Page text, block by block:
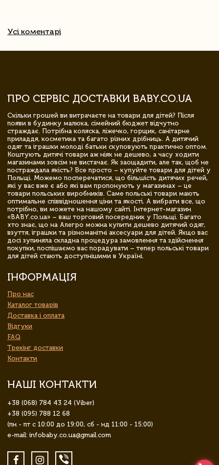
Усі коментарі
ПРО СЕРВІС ДОСТАВКИ BABY.CO.UA
Скільки грошей ви витрачаєте на товари для дітей? Після
появи в будинку малюка, сімейний бюджет відчутно
страждає. Потрібна коляска, ліжечко, горщик, санітарне
приладдя, косметика та багато різних дрібниць. А дитячий
одяг та іграшки молоді батьки скуповують практично оптом.
Коштують дитячі товари аж ніяк не дешево, а часу ходити
магазинами зовсім не вистачає. Як заощадити, але так, щоб не
постраждала якість? Все просто – купуйте товари для дітей у
Польщі. Можемо посперечатися, що більшість дитячих речей,
які у вас вже є або які вам пропонують у магазинах – це
товари польських виробників. Саме польські товари мають
оптимальне співвідношення ціни та якості. А вибрати все, що
потрібно, ви можете на нашому сайті. Інтернет-магазин
«BABY.co.ua» – ваш торговий посередник у Польщі. Багато
хто знає, що на Алегро можна купити дешево дитячий одяг,
взуття, іграшки та різноманітні аксесуари для дітей. Якщо вас
досі зупиняла складна процедура замовлення та здійснення
покупки, поспішаємо вас порадувати – тепер польські товари
для дітей стають доступнішими в Україні.
ІНФОРМАЦІЯ
Про нас
Каталог товарів
Доставка і оплата
Відгуки
FAQ
Трекінг доставки
Контакти
НАШІ КОНТАКТИ
+38 (068) 784 43 24 (Viber)
+38 (095) 788 12 68
(пн - пт с 10:00 до 19:00, сб - нд 11:00 - 15:00)
e-mail: infobaby.co.ua@gmail.com